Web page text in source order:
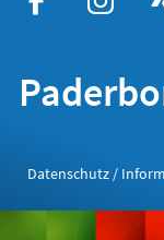
Datenschutz /